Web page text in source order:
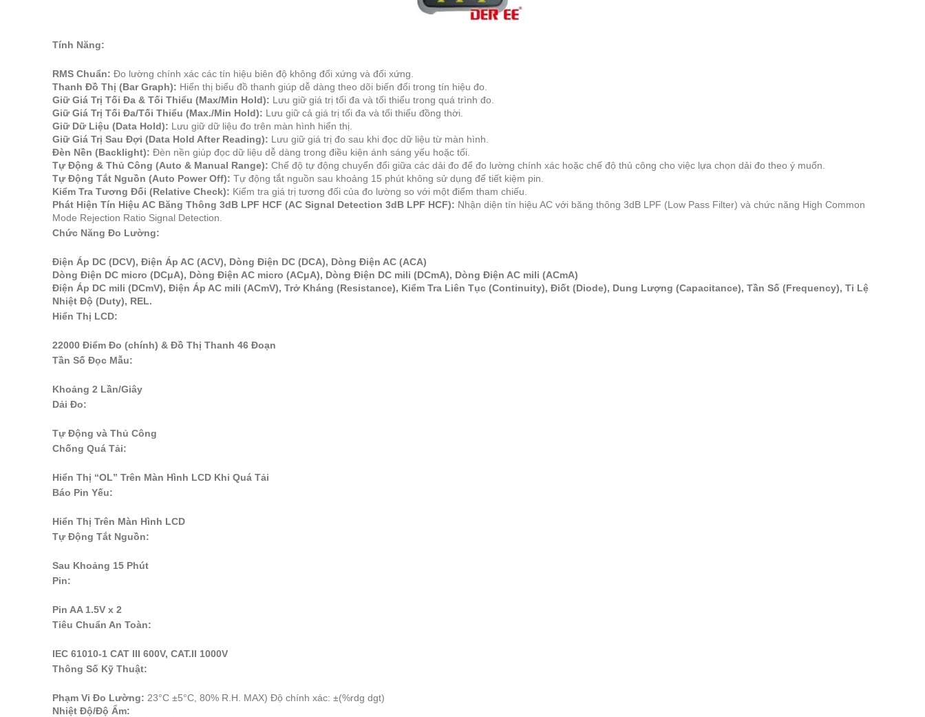
Tính Năng:
RMS Chuẩn: Đo lường chính xác các tín hiệu biên độ không đối xứng và đối xứng.
Thanh Đồ Thị (Bar Graph): Hiển thị biểu đồ thanh giúp dễ dàng theo dõi biến đổi trong tín hiệu đo.
Giữ Giá Trị Tối Đa & Tối Thiểu (Max/Min Hold): Lưu giữ giá trị tối đa và tối thiểu trong quá trình đo.
Giữ Giá Trị Tối Đa/Tối Thiểu (Max./Min Hold): Lưu giữ cả giá trị tối đa và tối thiểu đồng thời.
Giữ Dữ Liệu (Data Hold): Lưu giữ dữ liệu đo trên màn hình hiển thị.
Giữ Giá Trị Sau Đợi (Data Hold After Reading): Lưu giữ giá trị đo sau khi đọc dữ liệu từ màn hình.
Đèn Nền (Backlight): Đèn nền giúp đọc dữ liệu dễ dàng trong điều kiện ánh sáng yếu hoặc tối.
Tự Động & Thủ Công (Auto & Manual Range): Chế độ tự động chuyển đổi giữa các dải đo để đo lường chính xác hoặc chế độ thủ công cho việc lựa chọn dải đo theo ý muốn.
Tự Động Tắt Nguồn (Auto Power Off): Tự động tắt nguồn sau khoảng 15 phút không sử dụng để tiết kiệm pin.
Kiểm Tra Tương Đối (Relative Check): Kiểm tra giá trị tương đối của đo lường so với một điểm tham chiếu.
Phát Hiện Tín Hiệu AC Băng Thông 3dB LPF HCF (AC Signal Detection 3dB LPF HCF): Nhận diện tín hiệu AC với băng thông 3dB LPF (Low Pass Filter) và chức năng High Common
Mode Rejection Ratio Signal Detection.
Chức Năng Đo Lường:
Điện Áp DC (DCV), Điện Áp AC (ACV), Dòng Điện DC (DCA), Dòng Điện AC (ACA)
Dòng Điện DC micro (DCμA), Dòng Điện AC micro (ACμA), Dòng Điện DC mili (DCmA), Dòng Điện AC mili (ACmA)
Điện Áp DC mili (DCmV), Điện Áp AC mili (ACmV), Trở Kháng (Resistance), Kiểm Tra Liên Tục (Continuity), Điốt (Diode), Dung Lượng (Capacitance), Tần Số (Frequency), Tỉ Lệ
Nhiệt Độ (Duty), REL.
Hiển Thị LCD:
22000 Điểm Đo (chính) & Đồ Thị Thanh 46 Đoạn
Tần Số Đọc Mẫu:
Khoảng 2 Lần/Giây
Dải Đo:
Tự Động và Thủ Công
Chống Quá Tải:
Hiển Thị “OL” Trên Màn Hình LCD Khi Quá Tải
Báo Pin Yếu:
Hiển Thị Trên Màn Hình LCD
Tự Động Tắt Nguồn:
Sau Khoảng 15 Phút
Pin:
Pin AA 1.5V x 2
Tiêu Chuẩn An Toàn:
IEC 61010-1 CAT III 600V, CAT.II 1000V
Thông Số Kỹ Thuật:
Phạm Vi Đo Lường: 23°C ±5°C, 80% R.H. MAX) Độ chính xác: ±(%rdg dgt)
Nhiệt Độ/Độ Ẩm: